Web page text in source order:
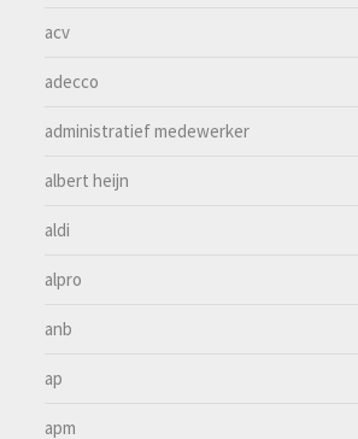
acv
adecco
administratief medewerker
albert heijn
aldi
alpro
anb
ap
apm